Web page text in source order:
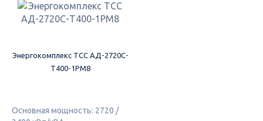
Энергокомплекс ТСС АД-2720С-
Т400-1РМ8
Основная мощность: 2720 /